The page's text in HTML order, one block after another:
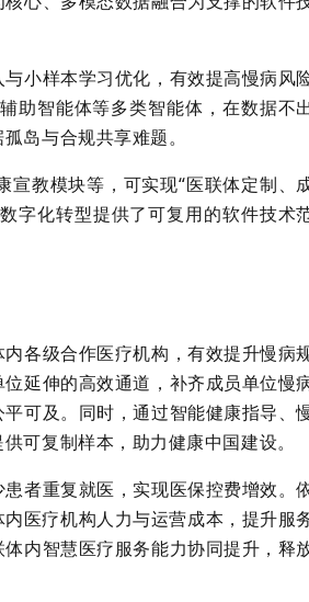
小样本学习优化，有效提高慢病风
助智能体等多类智能体，在数据不
岛与合规共享难题。
教模块等，可实现“医联体定制、
字化转型提供了可复用的软件技术
各级合作医疗机构，有效提升慢病
延伸的高效通道，补齐成员单位慢
可及。同时，通过智能健康指导、
可复制样本，助力健康中国建设。
者重复就医，实现医保控费增效。
医疗机构人力与运营成本，提升服
内智慧医疗服务能力协同提升，释